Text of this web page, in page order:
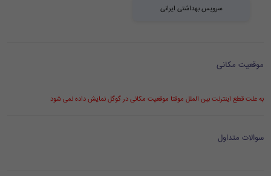
سرویس بهداشتی ایرانی
موقعیت مکانی
به علت قطع اینترنت بین الملل موقتا موقعیت مکانی در گوگل نمایش داده نمی شود
سوالات متداول